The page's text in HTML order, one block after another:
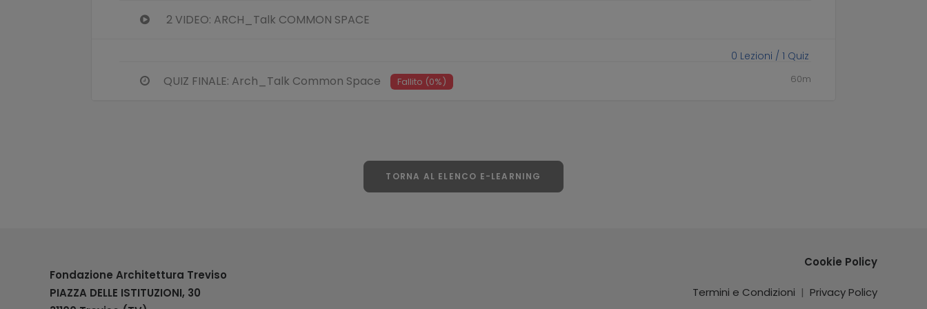
2 VIDEO: ARCH_Talk COMMON SPACE
0 Lezioni / 1 Quiz
QUIZ FINALE: Arch_Talk Common Space Fallito (0%) 60m
TORNA AL ELENCO E-LEARNING
Fondazione Architettura Treviso
PIAZZA DELLE ISTITUZIONI, 30
Cookie Policy
Termini e Condizioni | Privacy Policy